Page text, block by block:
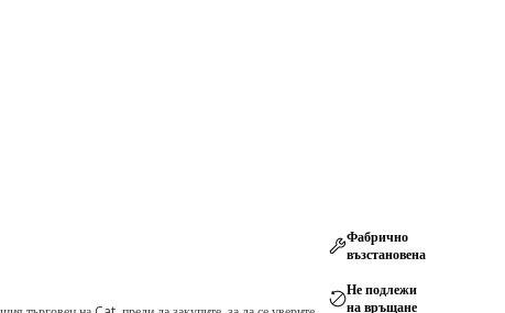
Фабрично
възстановена
Не подлежи
на връщане